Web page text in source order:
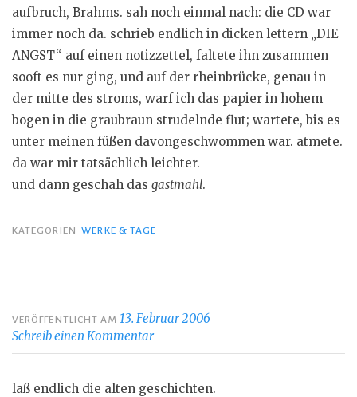
aufbruch, Brahms. sah noch einmal nach: die CD war
immer noch da. schrieb endlich in dicken lettern „DIE
ANGST“ auf einen notizzettel, faltete ihn zusammen
sooft es nur ging, und auf der rheinbrücke, genau in
der mitte des stroms, warf ich das papier in hohem
bogen in die graubraun strudelnde flut; wartete, bis es
unter meinen füßen davongeschwommen war. atmete.
da war mir tatsächlich leichter.
und dann geschah das gastmahl.
KATEGORIEN WERKE & TAGE
VERÖFFENTLICHT AM 13. Februar 2006
Schreib einen Kommentar
laß endlich die alten geschichten.